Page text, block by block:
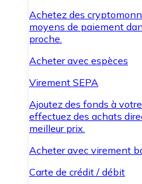
Achetez des
moyens de paiement
proche.
Acheter avec espèces
Virement SEPA
Ajoutez des fonds à
effectuez des achats
meilleur prix.
Acheter avec virement
Carte de crédit / débit